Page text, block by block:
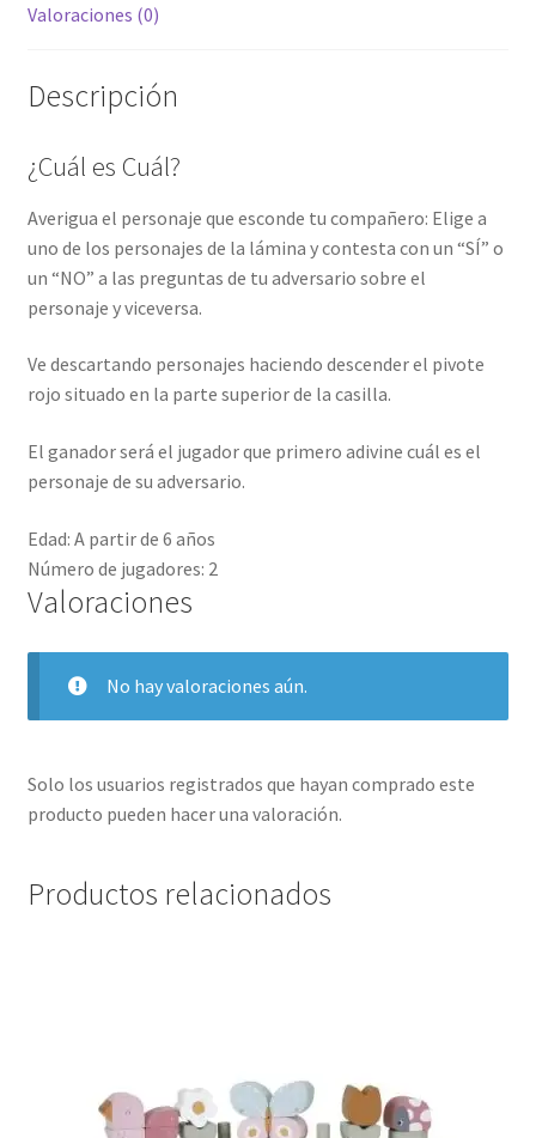
Valoraciones (0)
Descripción
¿Cuál es Cuál?
Averigua el personaje que esconde tu compañero: Elige a
uno de los personajes de la lámina y contesta con un “SÍ” o
un “NO” a las preguntas de tu adversario sobre el
personaje y viceversa.
Ve descartando personajes haciendo descender el pivote
rojo situado en la parte superior de la casilla.
El ganador será el jugador que primero adivine cuál es el
personaje de su adversario.
Edad: A partir de 6 años
Número de jugadores: 2
Valoraciones
No hay valoraciones aún.
Solo los usuarios registrados que hayan comprado este
producto pueden hacer una valoración.
Productos relacionados